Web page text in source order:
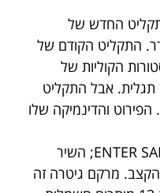
החדש של
התקליט הקודם של
הקוליות של
אבל התקליט
והדינמיקה שלו
למשל בשיר הפתיחה, ENTER SANDMAN; השיר
מרקם גיטרה זה